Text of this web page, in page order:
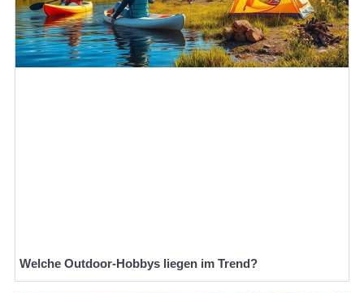
Welche Outdoor-Hobbys liegen im Trend?